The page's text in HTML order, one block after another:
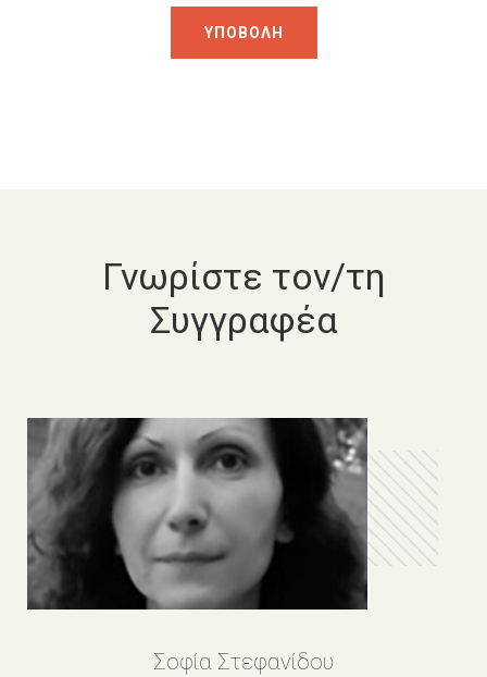
Γνωρίστε τον/τη
Συγγραφέα
Σοφία Στεφανίδου